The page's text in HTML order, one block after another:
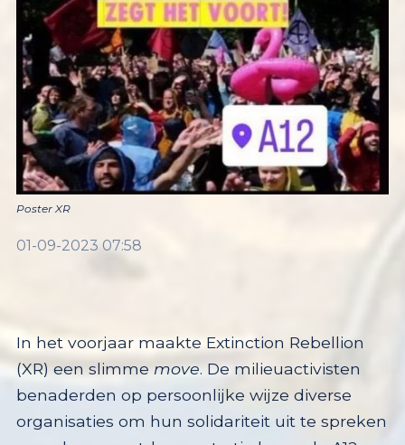
Poster XR
01-09-2023 07:58
In het voorjaar maakte Extinction Rebellion
(XR) een slimme move. De milieuactivisten
benaderden op persoonlijke wijze diverse
organisaties om hun solidariteit uit te spreken
voor de supportdemonstratie langs de A12 op
zaterdag 9 september in Den Haag. Met meer